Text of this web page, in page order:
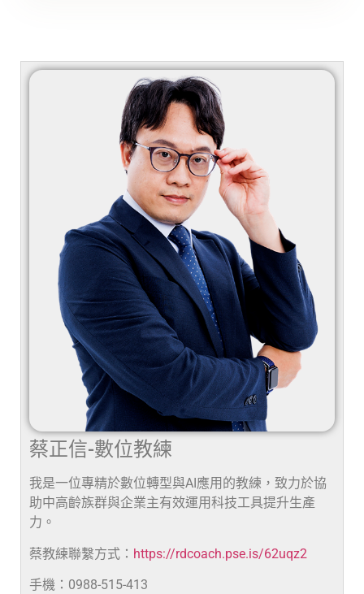
蔡正信-數位教練
我是一位專精於數位轉型與AI應用的教練，致力於協
助中高齡族群與企業主有效運用科技工具提升生產
力。
蔡教練聯繫方式： https://rdcoach.pse.is/62uqz2
手機：0988-515-413